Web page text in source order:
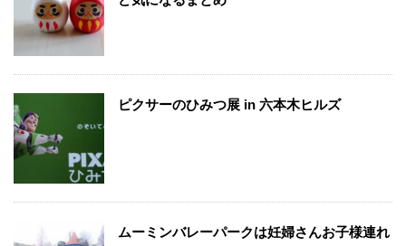
ピクサーのひみつ展 in 六本木ヒルズ
ムーミンバレーパークは妊婦さんお子様連れ